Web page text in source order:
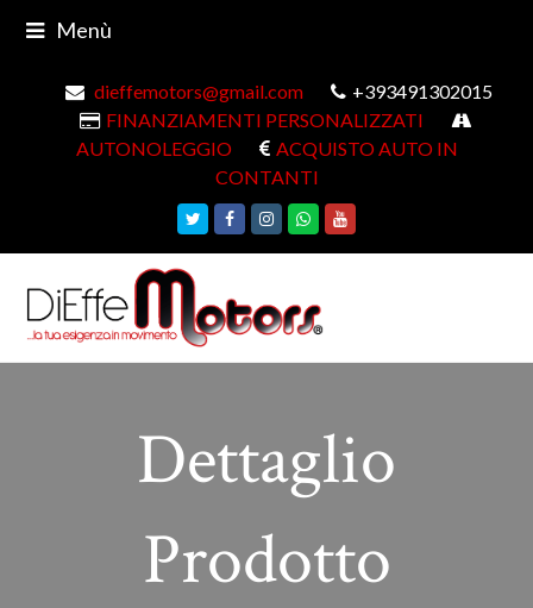
Menù
dieffemotors@gmail.com
+393491302015
FINANZIAMENTI PERSONALIZZATI
AUTONOLEGGIO
ACQUISTO AUTO IN
CONTANTI
TwitterFacebookInstagram
Whatsapp
Youtube
Dettaglio
Prodotto